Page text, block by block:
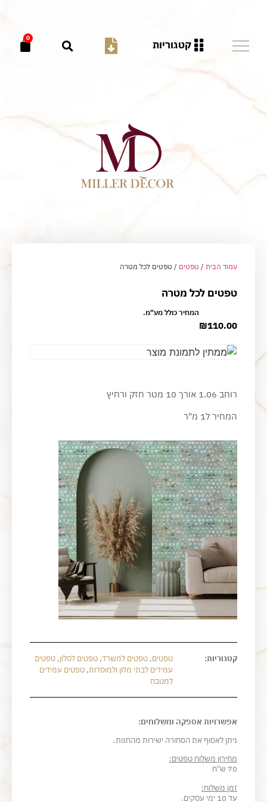
קטגוריות
0
עמוד הבית / טפטים / טפטים לכל מטרה
טפטים לכל מטרה
₪110.00
המחיר כולל מע"מ.
רוחב 1.06 אורך 10 מטר חזק ורחיץ
המחיר ל1 מ"ר
קטגוריות: טפטים, טפטים למשרד, טפטים לסלון, טפטים
עמידים לבתי מלון ולמוסדות, טפטים עמידים
למטבח
אפשרויות אספקה ומשלוחים:
ניתן לאסוף את הסחורה ישירות מהחנות.
מחירון משלוח טפטים:
70 ש"ח
זמן משלוח:
עד 10 ימי עסקים.